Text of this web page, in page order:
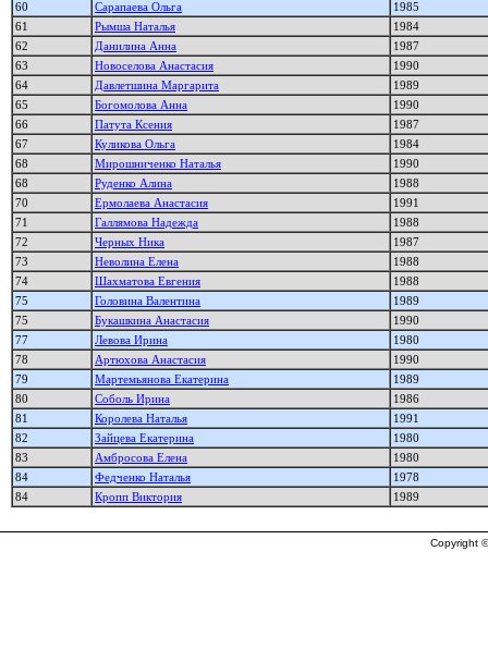
60
Сарапаева Ольга
1985
61
Рымша Наталья
1984
62
Данилина Анна
1987
63
Новоселова Анастасия
1990
64
Давлетшина Маргарита
1989
65
Богомолова Анна
1990
66
Патута Ксения
1987
67
Куликова Ольга
1984
68
Мирошниченко Наталья
1990
68
Руденко Алина
1988
70
Ермолаева Анастасия
1991
71
Галлямова Надежда
1988
72
Черных Ника
1987
73
Неволина Елена
1988
74
Шахматова Евгения
1988
75
Головина Валентина
1989
75
Букашкина Анастасия
1990
77
Левова Ирина
1980
78
Артюхова Анастасия
1990
79
Мартемьянова Екатерина
1989
80
Соболь Ирина
1986
81
Королева Наталья
1991
82
Зайцева Екатерина
1980
83
Амбросова Елена
1980
84
Федченко Наталья
1978
84
Кропп Виктория 1989
Copyright